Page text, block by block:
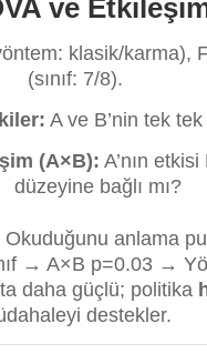
ve
klasik/karma),
(sınıf: 7/8).
A ve B’nin tek
(A×B): A’nın etkisi
düzeyine bağlı mı?
Okuduğunu anlama
→ A×B p=0.03 →
daha güçlü; politika
destekler.